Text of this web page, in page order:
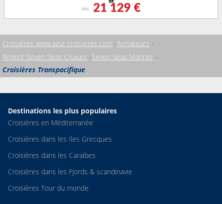
dès 21 129 €
Croisières www.azur-croisieres.com Armateurs
Regent Seven Seas Cruises Seven Seas Mariner
Croisières Transpacifique
Destinations les plus populaires
Croisières en Méditerranée
Croisières dans les Iles Grecques
Croisières dans les Caraibes
Croisières dans les Fjords & scandinavie
Croisières Tour du monde